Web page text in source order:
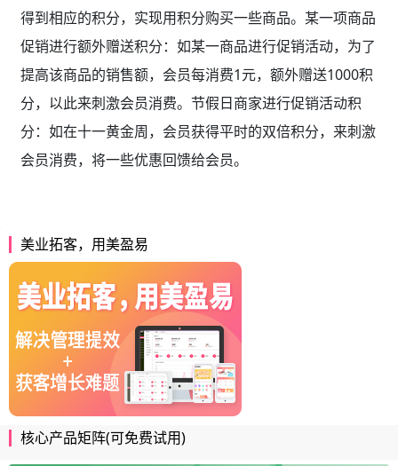
得到相应的积分，实现用积分购买一些商品。某一项商品
促销进行额外赠送积分：如某一商品进行促销活动，为了
提高该商品的销售额，会员每消费1元，额外赠送1000积
分，以此来刺激会员消费。节假日商家进行促销活动积
分：如在十一黄金周，会员获得平时的双倍积分，来刺激
会员消费，将一些优惠回馈给会员。
美业拓客，用美盈易
核心产品矩阵(可免费试用)